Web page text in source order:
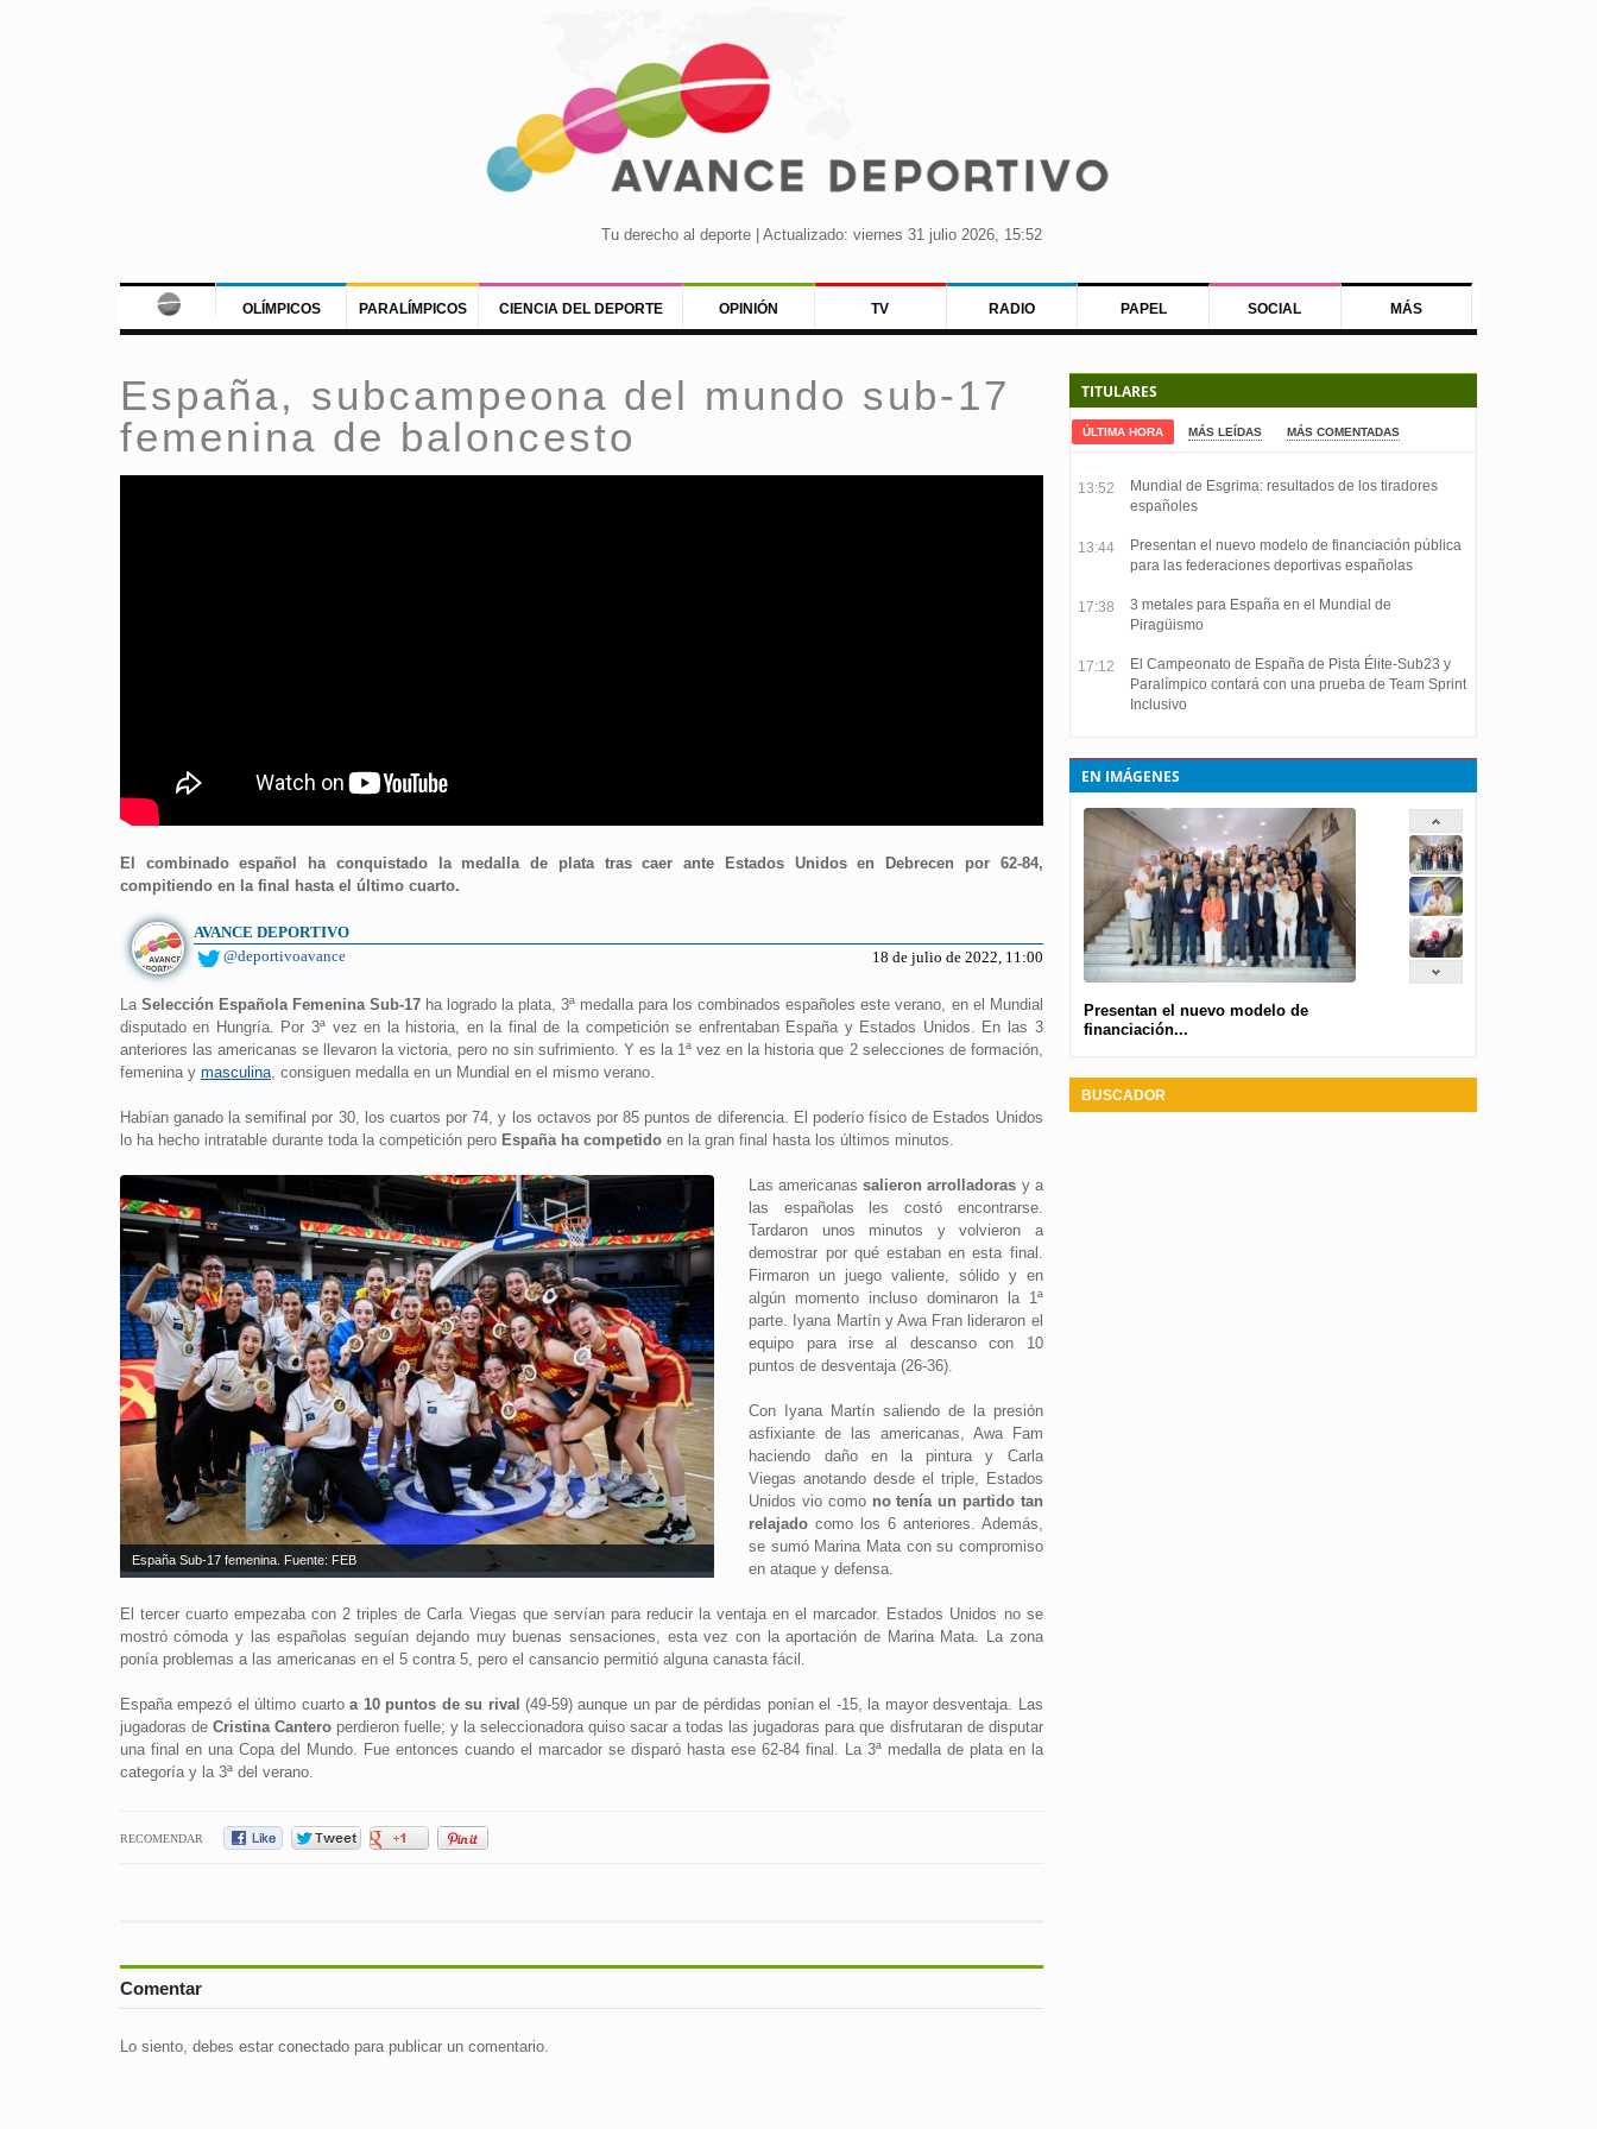
Tu derecho al deporte | Actualizado: viernes 31 julio 2026, 15:52
OLÍMPICOS PARALÍMPICOS CIENCIA DEL DEPORTE OPINIÓN TV RADIO PAPEL SOCIAL MÁS
España, subcampeona del mundo sub-17
femenina de baloncesto
El combinado español ha conquistado la medalla de plata tras caer ante Estados Unidos en Debrecen por 62-84,
compitiendo en la final hasta el último cuarto.
AVANCE DEPORTIVO
@deportivoavance
18 de julio de 2022, 11:00
La Selección Española Femenina Sub-17ha logrado la plata, 3ª medalla para los combinados españoles este verano, en el Mundial
disputado en Hungría. Por 3ª vez en la historia, en la final de la competición se enfrentaban España y Estados Unidos. En las 3
anteriores las americanas se llevaron la victoria, pero no sin sufrimiento. Y es la 1ª vez en la historia que 2 selecciones de formación,
femenina y masculina, consiguen medalla en un Mundial en el mismo verano.
Habían ganado la semifinal por 30, los cuartos por 74, y los octavos por 85 puntos de diferencia. El poderío físico de Estados Unidos
lo ha hecho intratable durante toda la competición pero España ha competidoen la gran final hasta los últimos minutos.
España Sub-17 femenina. Fuente: FEB
Las americanassalieron arrolladoras y a
las españolas les costó encontrarse.
Tardaron unos minutos y volvieron a
demostrar por qué estaban en esta final.
Firmaron un juego valiente, sólido y en
algún momento incluso dominaron la 1ª
parte. Iyana Martín y Awa Fran lideraron el
equipo para irse al descanso con 10
puntos de desventaja (26-36).
Con Iyana Martín saliendo de la presión
asfixiante de las americanas, Awa Fam
haciendo daño en la pintura y Carla
Viegas anotando desde el triple, Estados
Unidos vio como no tenía un partido tan
relajado como los 6 anteriores. Además,
se sumó Marina Mata con su compromiso
en ataque y defensa.
El tercer cuarto empezaba con 2 triples de Carla Viegas que servían para reducir la ventaja en el marcador. Estados Unidos no se
mostró cómoda y las españolas seguían dejando muy buenas sensaciones, esta vez con la aportación de Marina Mata. La zona
ponía problemas a las americanas en el 5 contra 5, pero el cansancio permitió alguna canasta fácil.
España empezó el último cuartoa 10 puntos de su rival (49-59) aunque un par de pérdidas ponían el -15, la mayor desventaja. Las
jugadoras de Cristina Canteroperdieron fuelle; y la seleccionadora quiso sacar a todas las jugadoras para que disfrutaran de disputar
una final en una Copa del Mundo. Fue entonces cuando el marcador se disparó hasta ese 62-84 final. La 3ª medalla de plata en la
categoría y la 3ª del verano.
RECOMENDAR
Comentar
Lo siento, debes estar conectadopara publicar un comentario.
TITULARES
ÚLTIMA HORA MÁS LEÍDAS MÁS COMENTADAS
13:52
Mundial de Esgrima: resultados de los tiradores
españoles
13:44
Presentan el nuevo modelo de financiación pública
para las federaciones deportivas españolas
17:38
3 metales para España en el Mundial de
Piragüismo
17:12
El Campeonato de España de Pista Élite-Sub23 y
Paralímpico contará con una prueba de Team Sprint
Inclusivo
EN IMÁGENES
Presentan el nuevo modelo de
financiación...
BUSCADOR